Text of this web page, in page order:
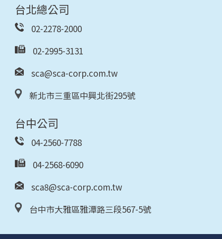
台北總公司
02-2278-2000
02-2995-3131
sca@sca-corp.com.tw
新北市三重區中興北街295號
台中公司
04-2560-7788
04-2568-6090
sca8@sca-corp.com.tw
台中市大雅區雅潭路三段567-5號